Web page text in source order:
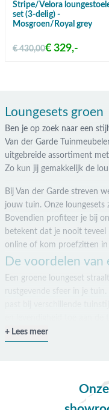
Stripe/Velora
set (3-delig) -
Mosgroen/Royal grey
€ 430,00€ 329,-
Loungesets groen
Ben je op zoek naar een
Van der Garde
uitgebreide assortiment
Zo kun jij gemakkelijk de
Bij Van der Garde streven
jouw tuin. Onze
Bovendien profiteer je bij
betekent dat je nooit teveel
online of kom proefzitten
De voordelen van
Een groene loungeset
rustgevende sfeer in je tuin.
wordt om te ontspannen.
kleur vervaagt niet snel in
verschillende
kunt genieten van je
Lees meer